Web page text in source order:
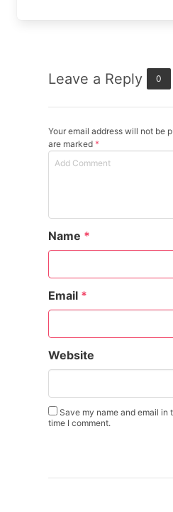
Leave a Reply 0
Your email address will not be
are marked *
Name *
Email *
Website
Save my name and email in
time I comment.